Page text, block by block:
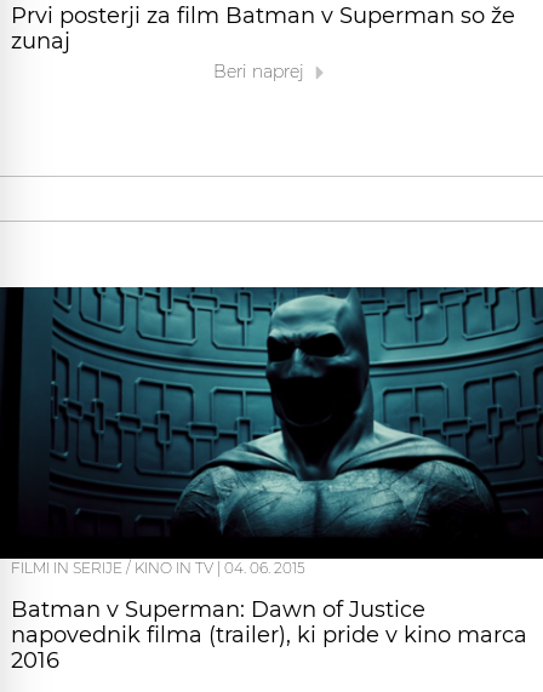
Prvi posterji za film Batman v Superman so že
zunaj
Beri naprej
FILMI IN SERIJE / KINO IN TV | 04. 06. 2015
Batman v Superman: Dawn of Justice
napovednik filma (trailer), ki pride v kino marca
2016